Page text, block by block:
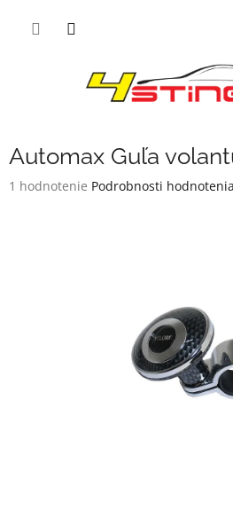
Automax Guľa
Priemerné
1 hodnotenie Podrobnosti hodnotenia